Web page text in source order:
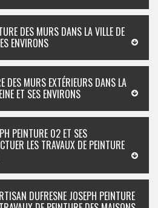
DES MURS DANS LA VILLE DE
ENVIRONS
DES MURS EXTÉRIEURS DANS LA
ET SES ENVIRONS
PEINTURE 02 ET SES
LES TRAVAUX DE PEINTURE
DUFRESNE JOSEPH PEINTURE